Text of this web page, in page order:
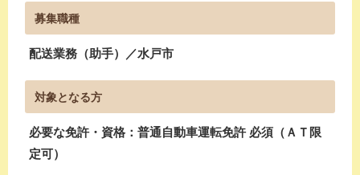
募集職種
配送業務（助手）／水戸市
対象となる方
必要な免許・資格：普通自動車運転免許 必須（ＡＴ限
定可）